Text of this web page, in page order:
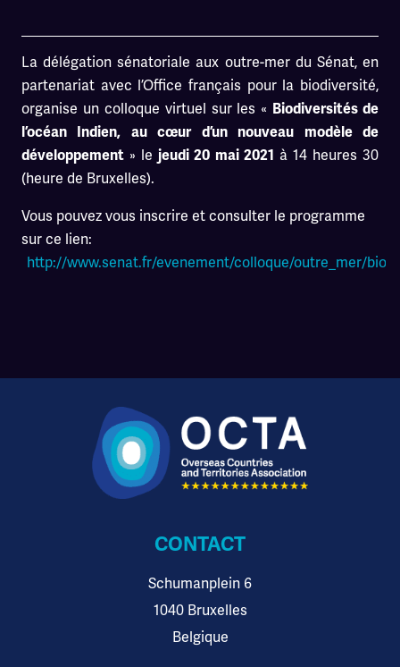
La délégation sénatoriale aux outre-mer du Sénat, en
partenariat avec l’Office français pour la biodiversité,
organise un colloque virtuel sur les « Biodiversités de
l’océan Indien, au cœur d’un nouveau modèle de
développement » lejeudi 20 mai 2021 à 14 heures 30
(heure de Bruxelles).
Vous pouvez vous inscrire et consulter le programme
sur ce lien:
http://www.senat.fr/evenement/colloque/outre_mer/
CONTACT
Schumanplein 6
1040 Bruxelles
Belgique